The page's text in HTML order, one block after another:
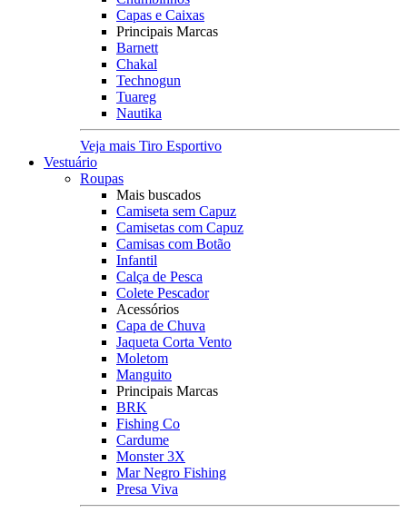
Capas e Caixas
Principais Marcas
Barnett
Chakal
Technogun
Tuareg
Nautika
Veja mais Tiro Esportivo
Vestuário
Roupas
Mais buscados
Camiseta sem Capuz
Camisetas com Capuz
Camisas com Botão
Infantil
Calça de Pesca
Colete Pescador
Acessórios
Capa de Chuva
Jaqueta Corta Vento
Moletom
Manguito
Principais Marcas
BRK
Fishing Co
Cardume
Monster 3X
Mar Negro Fishing
Presa Viva